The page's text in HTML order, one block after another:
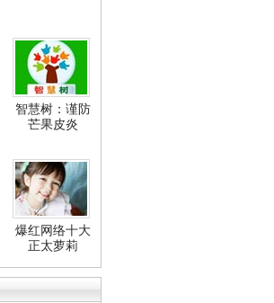
智慧树：谨防
芒果皮炎
爆红网络十大
正太萝莉